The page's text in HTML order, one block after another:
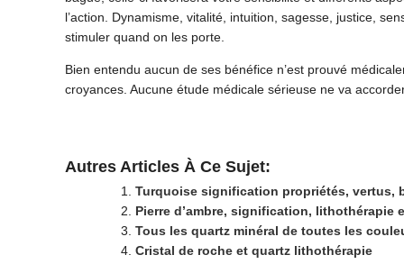
l’action. Dynamisme, vitalité, intuition, sagesse, justice,
stimuler quand on les porte.
Bien entendu aucun de ses bénéfice n’est prouvé
croyances. Aucune étude médicale sérieuse ne va
Autres Articles À Ce Sujet:
Turquoise signification propriétés, vertus,
Pierre d’ambre, signification, lithothérapie
Tous les quartz minéral de toutes les
Cristal de roche et quartz lithothérapie